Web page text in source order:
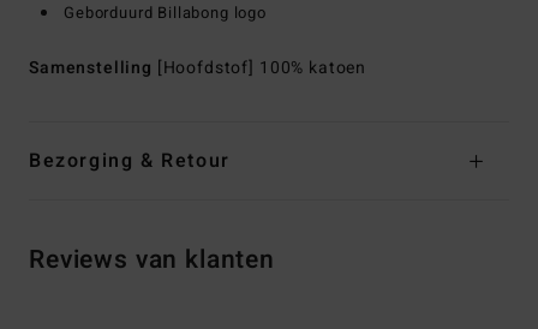
Geborduurd Billabong logo
Samenstelling [Hoofdstof] 100% katoen
Bezorging & Retour
Reviews van klanten